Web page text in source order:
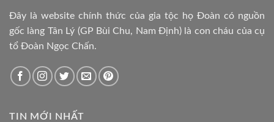
Đây là website chính thức của gia tộc họ Đoàn có nguồn
gốc làng Tân Lý (GP Bùi Chu, Nam Định) là con cháu của cụ
tổ Đoàn Ngọc Chấn.
TIN MỚI NHẤT